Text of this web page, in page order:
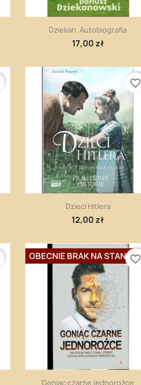
Szybki podgląd
Dziekan. Autobiografia
17,00 zł
Szybki podgląd
Dzieci Hitlera
12,00 zł
favorite_border
Szybki podgląd
Goniąc czarne jednorożce
OBECNIE BRAK NA STANIEfavorite_border